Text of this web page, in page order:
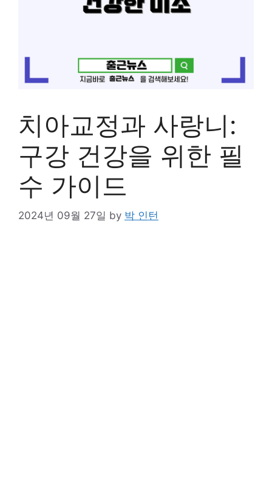
치아교정과 사랑니:
구강 건강을 위한 필
수 가이드
2024년 09월 27일 by 박 인턴